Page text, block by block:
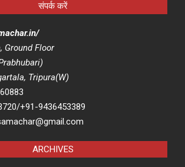
संपर्क करें
Ground Floor
Tripura(W)
+91-9436453389
ARCHIVES